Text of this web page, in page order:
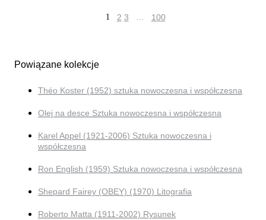
1 2 3 … 100
Powiązane kolekcje
Théo Koster (1952) sztuka nowoczesna i współczesna
Olej na desce Sztuka nowoczesna i współczesna
Karel Appel (1921-2006) Sztuka nowoczesna i
współczesna
Ron English (1959) Sztuka nowoczesna i współczesna
Shepard Fairey (OBEY) (1970) Litografia
Roberto Matta (1911-2002) Rysunek